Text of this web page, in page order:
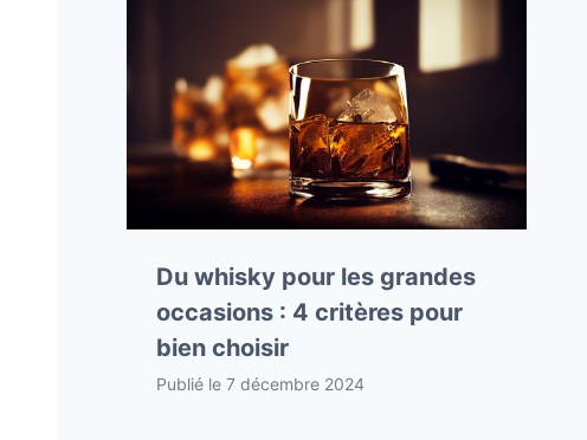
Du whisky pour les grandes
occasions : 4 critères pour
bien choisir
Publié le7 décembre 2024